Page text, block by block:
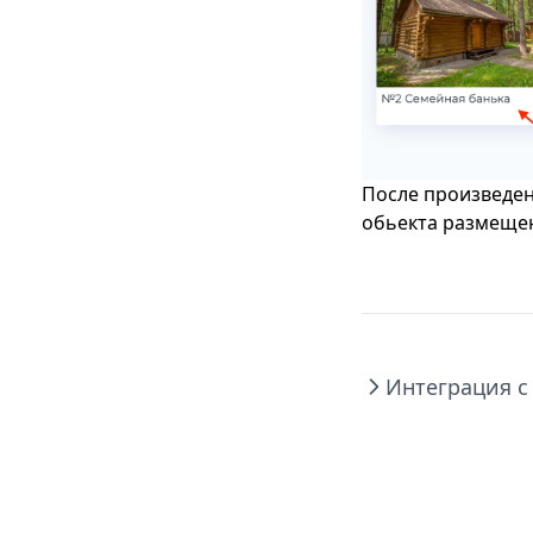
После
обьекта
Интеграция